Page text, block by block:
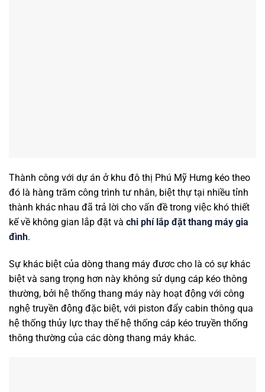
Thành công với dự án ở khu đô thị Phú Mỹ Hưng kéo theo
đó là hàng trăm công trình tư nhân, biệt thự tại nhiều tỉnh
thành khác nhau đã trả lời cho vấn đề trong việc khó thiết
kế về không gian lắp đặt và chi phí lắp đặt thang máy gia
đình.
Sự khác biệt của dòng thang máy đươc cho là có sự khác
biệt và sang trọng hơn này không sử dụng cáp kéo thông
thường, bởi hệ thống thang máy này hoạt động với công
nghệ truyền động đặc biệt, với piston đẩy cabin thông qua
hệ thống thủy lực thay thế hệ thống cáp kéo truyền thống
thông thường của các dòng thang máy khác.